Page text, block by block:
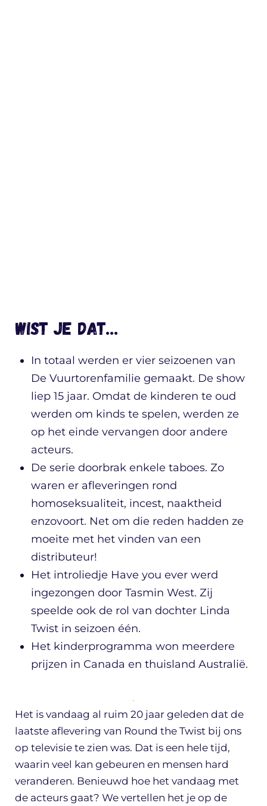
Wist je dat…
In totaal werden er vier seizoenen van
De Vuurtorenfamilie gemaakt. De show
liep 15 jaar. Omdat de kinderen te oud
werden om kinds te spelen, werden ze
op het einde vervangen door andere
acteurs.
De serie doorbrak enkele taboes. Zo
waren er afleveringen rond
homoseksualiteit, incest, naaktheid
enzovoort. Net om die reden hadden ze
moeite met het vinden van een
distributeur!
Het introliedje Have you ever werd
ingezongen door Tasmin West. Zij
speelde ook de rol van dochter Linda
Twist in seizoen één.
Het kinderprogramma won meerdere
prijzen in Canada en thuisland Australië.
.
Het is vandaag al ruim 20 jaar geleden dat de
laatste aflevering van Round the Twist bij ons
op televisie te zien was. Dat is een hele tijd,
waarin veel kan gebeuren en mensen hard
veranderen. Benieuwd hoe het vandaag met
de acteurs gaat? We vertellen het je op de